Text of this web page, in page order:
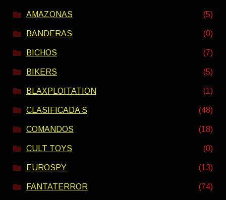
AMAZONAS (5)
BANDERAS (0)
BICHOS (7)
BIKERS (5)
BLAXPLOITATION (1)
CLASIFICADA S (48)
COMANDOS (18)
CULT TOYS (0)
EUROSPY (13)
FANTATERROR (74)